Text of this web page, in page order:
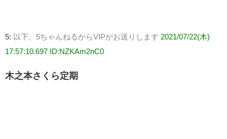
5: 以下、5ちゃんねるからVIPがお送りします 2021/07/22(木)
17:57:10.697 ID:NZKAm2nC0
木之本さくら定期